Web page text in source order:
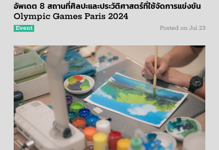
อัพเดต 8 สถานที่ศิลปะและประวัติศาสตร์ที่ใช้จัดการแข่งขัน
Olympic Games Paris 2024
Event Posted on Jul 23